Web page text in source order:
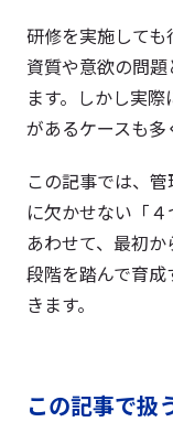
研修を実施して
資質や意欲の問
ます。しかし実際
があるケースも多
この記事では、
に欠かせない「４
あわせて、最初か
段階を踏んで育
きます。
この記事で扱